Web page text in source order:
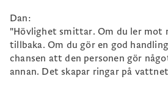
Dan:
"Hövlighet smittar. Om du ler mot
tillbaka. Om du gör en god
chansen att den personen gör
annan. Det skapar ringar på